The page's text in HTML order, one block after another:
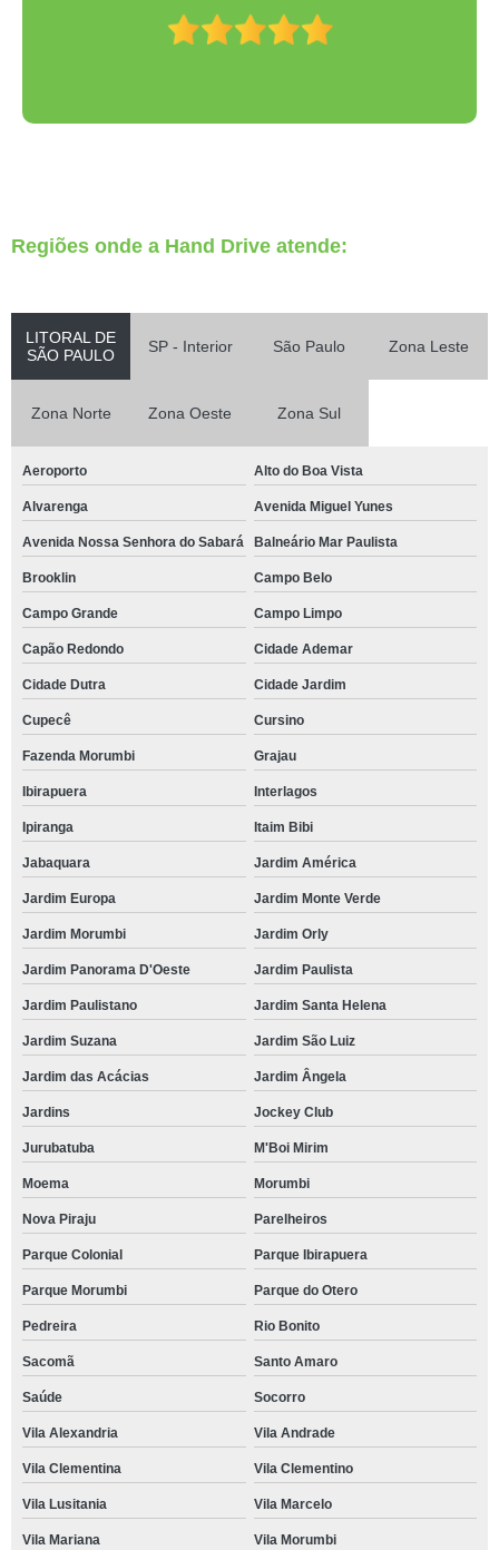
Regiões onde a Hand Drive atende:
LITORAL DE
SÃO PAULO
SP - Interior São Paulo Zona Leste
Zona Norte Zona Oeste Zona Sul
Aeroporto Alto do Boa Vista
Alvarenga Avenida Miguel Yunes
Avenida Nossa Senhora do Sabará Balneário Mar Paulista
Brooklin Campo Belo
Campo Grande Campo Limpo
Capão Redondo Cidade Ademar
Cidade Dutra Cidade Jardim
Cupecê Cursino
Fazenda Morumbi Grajau
Ibirapuera Interlagos
Ipiranga Itaim Bibi
Jabaquara Jardim América
Jardim Europa Jardim Monte Verde
Jardim Morumbi Jardim Orly
Jardim Panorama D'Oeste Jardim Paulista
Jardim Paulistano Jardim Santa Helena
Jardim Suzana Jardim São Luiz
Jardim das Acácias Jardim Ângela
Jardins Jockey Club
Jurubatuba M'Boi Mirim
Moema Morumbi
Nova Piraju Parelheiros
Parque Colonial Parque Ibirapuera
Parque Morumbi Parque do Otero
Pedreira Rio Bonito
Sacomã Santo Amaro
Saúde Socorro
Vila Alexandria Vila Andrade
Vila Clementina Vila Clementino
Vila Lusitania Vila Marcelo
Vila Mariana Vila Morumbi